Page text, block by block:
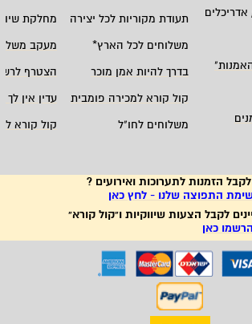
תעודת מקוריות לכל יצירה
מחלקת
משלוחים לכל הארץ*
מעקב
" בדרך להיות אמן מוכר
הצטרף
קול קורא למכירה פומבית
עדין אין לך
משלוחים לחו"ל קול קורא
לקבל הזמנות לתערוכות ואירועים ?
התפוצה שלנו - לחץ כאן
לקבל הצעות שיווקיות ו"קול קורא"
הרשמו כאן